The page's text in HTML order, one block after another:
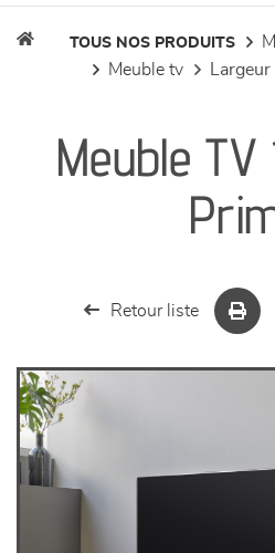
séjours
meubles de complément
décoration
TOUS NOS PRODUITS
meuble tv
Meuble
Retour liste